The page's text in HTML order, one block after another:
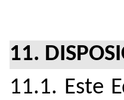
11.
11.1. Este